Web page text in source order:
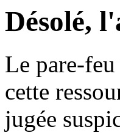
Désolé,
Le pare-
cette
jugée